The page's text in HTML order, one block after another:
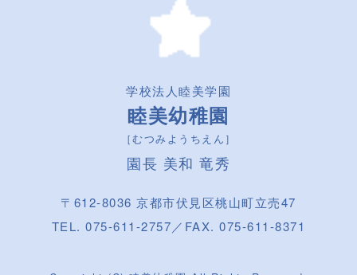
学校法人睦美学園
睦美幼稚園
［むつみようちえん］
園長 美和 竜秀
〒612-8036 京都市伏見区桃山町立売47
TEL. 075-611-2757／FAX. 075-611-8371